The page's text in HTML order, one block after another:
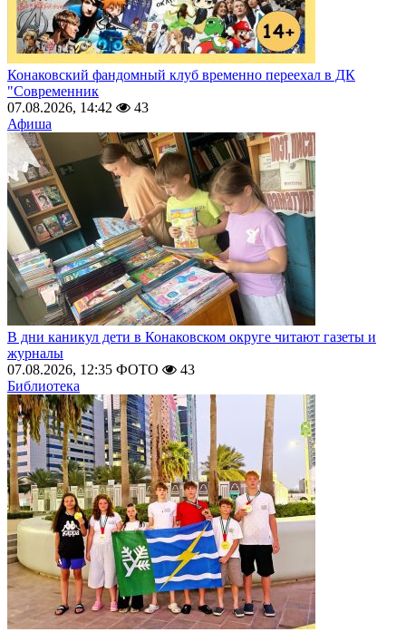
Конаковский фандомный клуб временно переехал в ДК
"Современник
07.08.2026, 14:42
43
Афиша
В дни каникул дети в Конаковском округе читают газеты и
журналы
07.08.2026, 12:35 ФОТО
43
Библиотека